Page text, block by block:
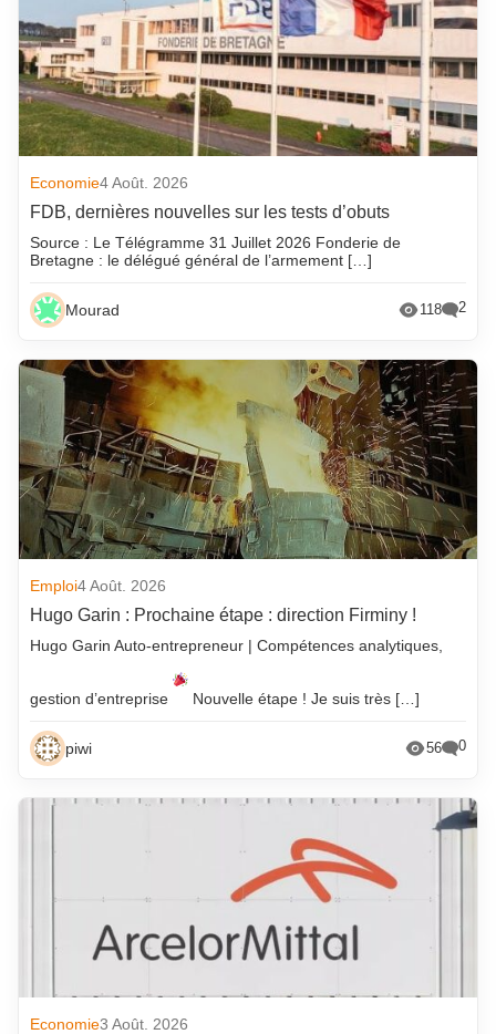
Economie4 Août. 2026
FDB, dernières nouvelles sur les tests d’obuts
Source : Le Télégramme 31 Juillet 2026 Fonderie de
Bretagne : le délégué général de l’armement […]
Mourad 118 2
Emploi4 Août. 2026
Hugo Garin : Prochaine étape : direction Firminy !
Hugo Garin Auto-entrepreneur | Compétences analytiques,
gestion d’entreprise Nouvelle étape ! Je suis très […]
piwi 56 0
Economie3 Août. 2026